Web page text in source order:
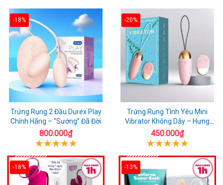
-18%
Trứng Rung 2 Đầu Durex Play
Chính Hãng – “Sướng” Đã Đời
800.000₫
-20%
Trứng Rung Tình Yêu Mini
Vibrator Không Dây – Hưng
Phấn Mọi Nơi
450.000₫
-18% -13%